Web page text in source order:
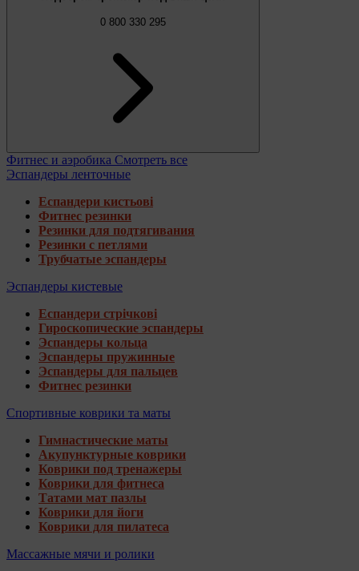
0 800 330 295
Фитнес и аэробика Смотреть все
Эспандеры ленточные
Еспандери кистьові
Фитнес резинки
Резинки для подтягивания
Резинки с петлями
Трубчатые эспандеры
Эспандеры кистевые
Еспандери стрічкові
Гироскопические эспандеры
Эспандеры кольца
Эспандеры пружинные
Эспандеры для пальцев
Фитнес резинки
Спортивные коврики та маты
Гимнастические маты
Акупунктурные коврики
Коврики под тренажеры
Коврики для фитнеса
Татами мат пазлы
Коврики для йоги
Коврики для пилатеса
Массажные мячи и ролики